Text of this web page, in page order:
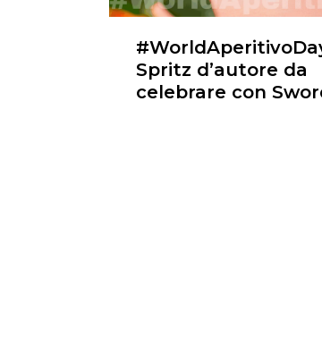
Spritz d’autore da
celebrare con